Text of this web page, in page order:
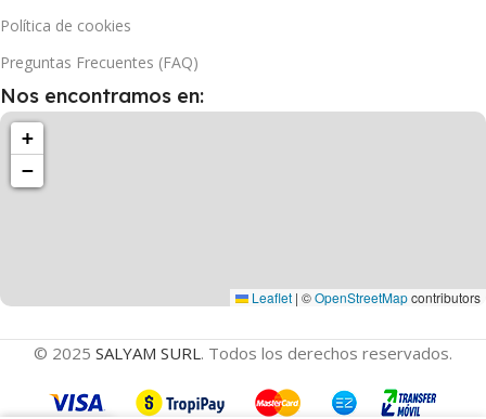
Política de cookies
Preguntas Frecuentes (FAQ)
Nos encontramos en:
+
−
Leaflet | ©OpenStreetMapcontributors
© 2025 SALYAM SURL . Todos los derechos reservados.